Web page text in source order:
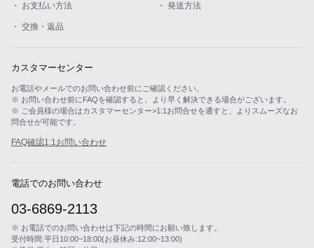
・ お支払い方法 ・ 発送方法
・ 交換・返品
カスタマーセンター
お電話やメールでのお問い合わせ前にご確認ください。
※ お問い合わせ前にFAQを確認すると、より早く解決できる場合がございます。
※ ご会員様の場合はカスタマーセンター>1:1お問合せを通すと、よりスムーズなお
問合せが可能です。
FAQ確認1:1お問い合わせ
電話でのお問い合わせ
03-6869-2113
※ お電話でのお問い合わせは下記の時間にお願い致します。
受付時間:平日10:00~18:00(お昼休み:12:00~13:00)